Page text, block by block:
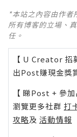
*本站之內容由作者
所有博客的立場、
任。
【 U Creator 招
出Post賺現金獎
【 睇Post + 參加
瀏覽更多社群 打
攻略及 活動情報